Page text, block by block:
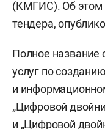
(КМГИС). Об этом
тендера,
Полное название
услуг по
и
„Цифровой
и „Цифровой